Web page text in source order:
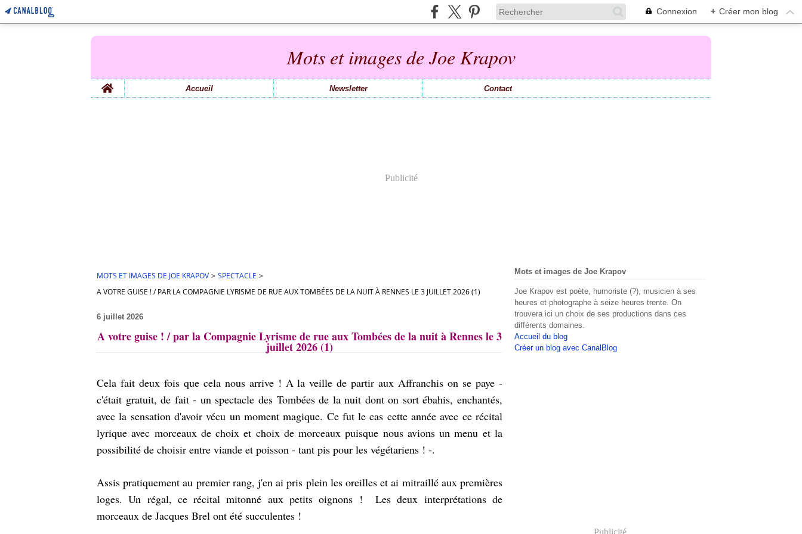
Connexion + Créer mon blog
Mots et images de Joe Krapov
Home
Accueil Newsletter Contact
Publicité
MOTS ET IMAGES DE JOE KRAPOV > SPECTACLE >
A VOTRE GUISE ! / PAR LA COMPAGNIE LYRISME DE RUE AUX TOMBÉES DE LA NUIT À RENNES LE 3 JUILLET 2026 (1)
6 juillet 2026
A votre guise ! / par la Compagnie Lyrisme de rue aux Tombées de la nuit à Rennes le 3
juillet 2026 (1)
Cela fait deux fois que cela nous arrive ! A la veille de partir aux Affranchis on se paye -
c'était gratuit, de fait - un spectacle des Tombées de la nuit dont on sort ébahis, enchantés,
avec la sensation d'avoir vécu un moment magique. Ce fut le cas cette année avec ce récital
lyrique avec morceaux de choix et choix de morceaux puisque nous avions un menu et la
possibilité de choisir entre viande et poisson - tant pis pour les végétariens ! -.
Assis pratiquement au premier rang, j'en ai pris plein les oreilles et ai mitraillé aux premières
loges. Un régal, ce récital mitonné aux petits oignons ! Les deux interprétations de
morceaux de Jacques Brel ont été succulentes !
Mots et images de Joe Krapov
Joe Krapov est poète, humoriste (?), musicien à ses
heures et photographe à seize heures trente. On
trouvera ici un choix de ses productions dans ces
différents domaines.
Accueil du blog
Créer un blog avec CanalBlog
Publicité